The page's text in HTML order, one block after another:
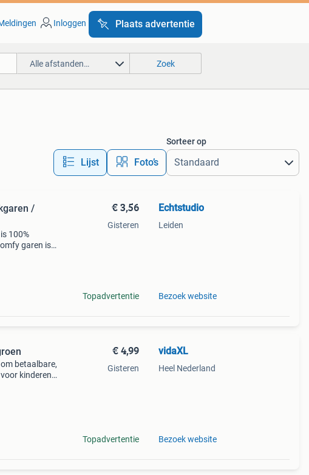
Inloggen Plaats advertentie
Alle afstanden… Zoek
Lijst Foto’s
Sorteer op
/
100%
garen is
€ 3,56
Gisteren
Topadvertentie
Echtstudio
Leiden
Bezoek website
betaalbare,
kinderen
€ 4,99
Gisteren
Topadvertentie
vidaXL
Heel Nederland
Bezoek website